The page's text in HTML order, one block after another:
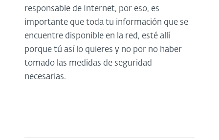
responsable de Internet, por eso, es
importante que toda tu información que se
encuentre disponible en la red, esté allí
porque tú así lo quieres y no por no haber
tomado las medidas de seguridad
necesarias.